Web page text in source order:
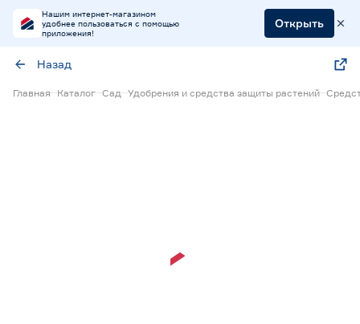
Нашим интернет-магазином
удобнее пользоваться с помощью
приложения!
Открыть
Назад
Главная Каталог Сад Удобрения и средства защиты растений